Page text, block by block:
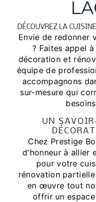
DÉCOUVREZ LA
Envie de redonner
? Faites appel
décoration et
équipe de
accompagnons
sur-mesure qui
UN
Chez Prestige
d'honneur à allier
pour votre
rénovation
en œuvre tout
offrir un